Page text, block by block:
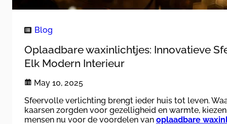
Blog
Oplaadbare waxinlichtjes: Innovatieve
Elk Modern Interieur
May 10, 2025
Sfeervolle verlichting brengt ieder huis tot leven.
kaarsen zorgden voor gezelligheid en warmte,
mensen nu voor de voordelen van oplaadbare